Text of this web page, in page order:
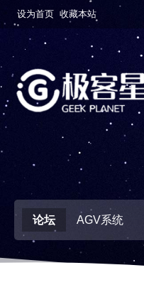
设为首页 收藏本站
论坛 AGV系统